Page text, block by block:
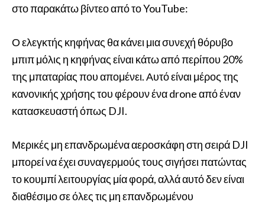
στο παρακάτω βίντεο από το YouTube:
Ο ελεγκτής κηφήνας θα κάνει μια συνεχή θόρυβο
μπιπ μόλις η κηφήνας είναι κάτω από περίπου 20%
της μπαταρίας που απομένει. Αυτό είναι μέρος της
κανονικής χρήσης του φέρουν ένα drone από έναν
κατασκευαστή όπως DJI.
Μερικές μη επανδρωμένα αεροσκάφη στη σειρά DJI
μπορεί να έχει συναγερμούς τους σιγήσει πατώντας
το κουμπί λειτουργίας μία φορά, αλλά αυτό δεν είναι
διαθέσιμο σε όλες τις μη επανδρωμένου